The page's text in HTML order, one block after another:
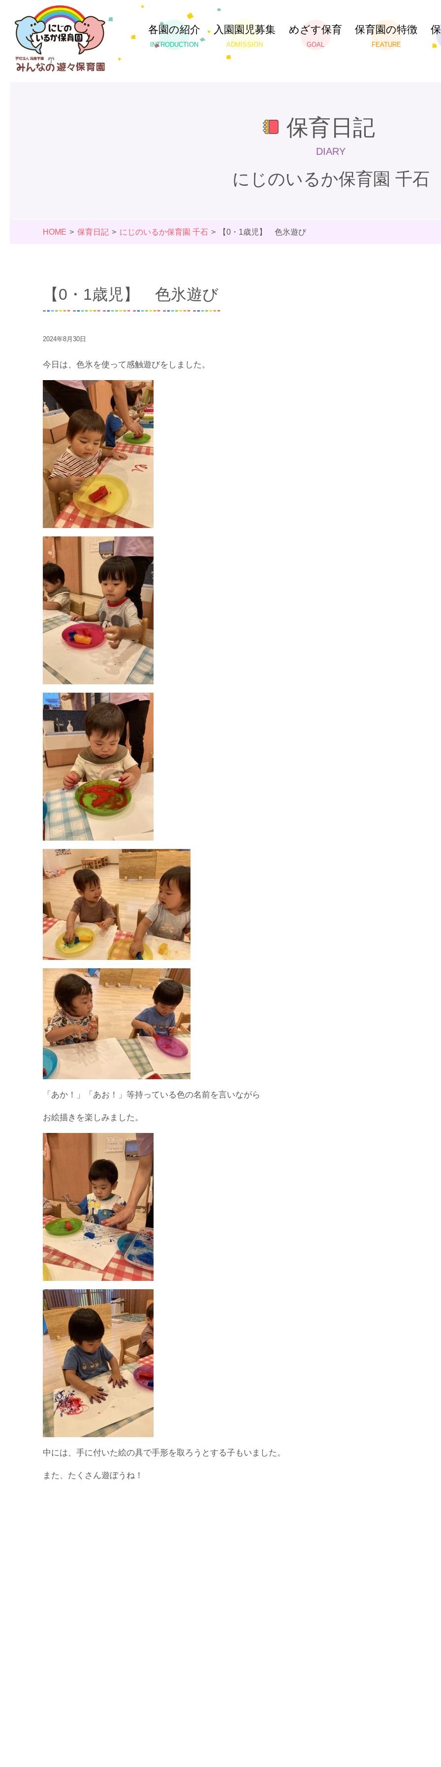
各園の紹介
INTRODUCTION
入園園児募集
ADMISSION
めざす保育
GOAL
保育園の特徴
FEATURE
保育日記
DIARY
にじのいるか保育園 千石
HOME 保育日記 にじのいるか保育園 千石 【0・1歳児】 色氷遊び
【0・1歳児】 色氷遊び
2024年8月30日
今日は、色氷を使って感触遊びをしました。
「あか！」「あお！」等持っている色の名前を言いながら
お絵描きを楽しみました。
中には、手に付いた絵の具で手形を取ろうとする子もいました。
また、たくさん遊ぼうね！